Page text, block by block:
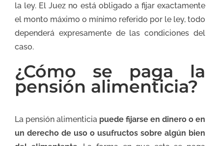
la ley. El Juez no está obligado a fijar exactamente
el monto máximo o mínimo referido por le ley, todo
dependerá expresamente de las condiciones del
caso.
¿Cómo se paga la
pensión alimenticia?
La pensión alimenticia puede fijarse en dinero o en
un derecho de uso o usufructos sobre algún bien